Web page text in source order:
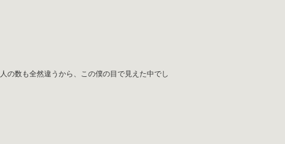
の数も全然違うから、この僕の目で見えた中でし